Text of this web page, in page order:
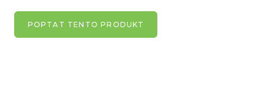
POPTAT TENTO PRODUKT